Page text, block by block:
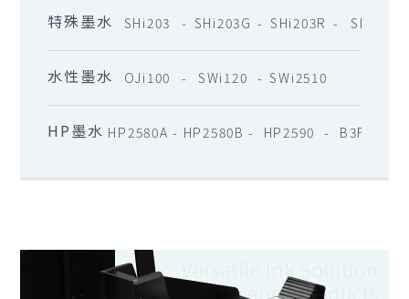
特殊墨水 SHi203 - SHi203G - SHi203R - SHi850
水性墨水 OJi100 - SWi120 - SWi2510
HP墨水 HP2580A - HP2580B - HP2590 - B3F38A